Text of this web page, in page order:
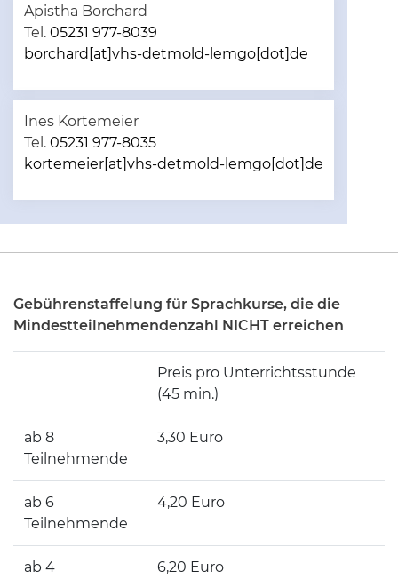
Apistha Borchard
Tel. 05231 977-8039
borchard[at]vhs-detmold-lemgo[dot]de
Ines Kortemeier
Tel. 05231 977-8035
kortemeier[at]vhs-detmold-lemgo[dot]de
Gebührenstaffelung für Sprachkurse, die die
Mindestteilnehmendenzahl NICHT erreichen
Preis pro Unterrichtsstunde
(45 min.)
ab 8
Teilnehmende
3,30 Euro
ab 6
Teilnehmende
4,20 Euro
ab 4
6,20 Euro